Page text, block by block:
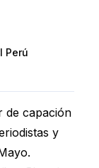
Perú
de capación
y